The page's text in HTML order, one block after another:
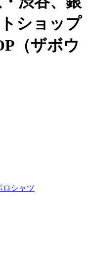
ショップ
（ザボウ
ロシャツ